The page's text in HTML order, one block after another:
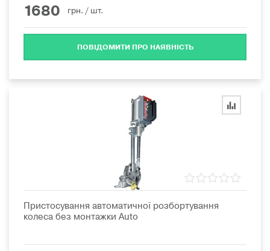
1680 грн. / шт.
ПОВІДОМИТИ ПРО НАЯВНІСТЬ
Пристосування автоматичної розбортування
колеса без монтажки Auto